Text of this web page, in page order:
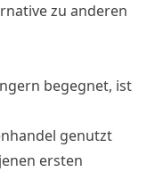
zu anderen
begegnet, ist
genutzt
ersten